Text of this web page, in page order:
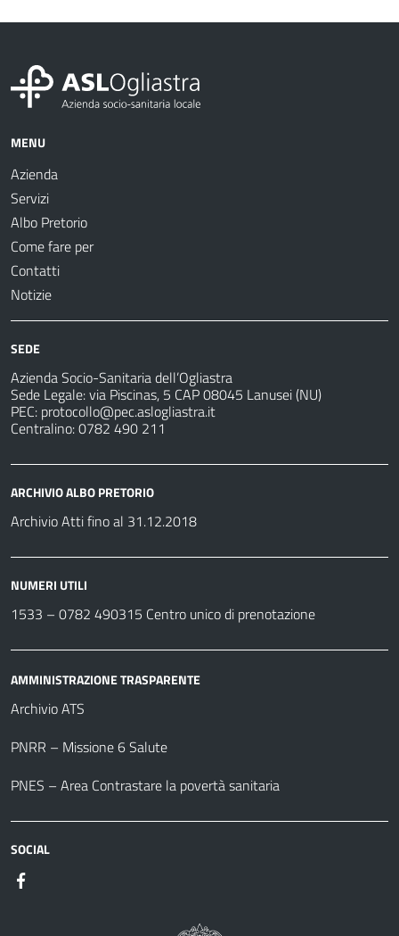
MENU
Azienda
Servizi
Albo Pretorio
Come fare per
Contatti
Notizie
SEDE
Azienda Socio-Sanitaria dell’Ogliastra
Sede Legale: via Piscinas, 5 CAP 08045 Lanusei (NU)
PEC: protocollo@pec.aslogliastra.it
Centralino: 0782 490 211
ARCHIVIO ALBO PRETORIO
Archivio Atti fino al 31.12.2018
NUMERI UTILI
1533 – 0782 490315 Centro unico di prenotazione
AMMINISTRAZIONE TRASPARENTE
Archivio ATS
PNRR – Missione 6 Salute
PNES – Area Contrastare la povertà sanitaria
SOCIAL